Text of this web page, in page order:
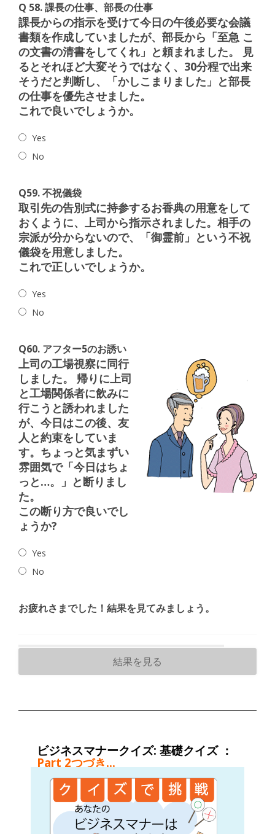
Q 58. 課長の仕事、部長の仕事
課長からの指示を受けて今日の午後必要な会議
書類を作成していましたが、部長から「至急 こ
の文書の清書をしてくれ」と頼まれました。 見
るとそれほど大変そうではなく、30分程で出来
そうだと判断し、「かしこまりました」と部長
の仕事を優先させました。
これで良いでしょうか。
Yes
No
Q59. 不祝儀袋
取引先の告別式に持参するお香典の用意をして
おくように、上司から指示されました。 相手の
宗派が分からないので、「御霊前」という不祝
儀袋を用意しました。
これで正しいでしょうか。
Yes
No
Q60. アフター5のお誘い
上司の工場視察に同行
しました。 帰りに上司
と工場関係者に飲みに
行こうと誘われました
が、今日はこの後、友
人と約束をしていま
す。ちょっと気まずい
雰囲気で「今日はちょ
っと…。」と断りまし
た。
この断り方で良いでし
ょうか?
Yes
No
お疲れさまでした！結果を見てみましょう。
ビジネスマナークイズ: 基礎クイズ ：
Part 2つづき…